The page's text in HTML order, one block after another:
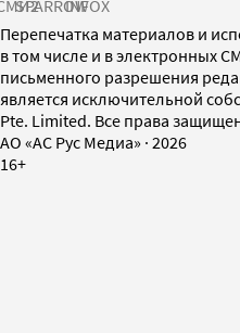
SPARROWINFOX
Перепечатка материалов и
в том числе и в электронных
письменного разрешения
является исключительной
Pte. Limited. Все права
AO «АС Рус Медиа» · 2026
16+